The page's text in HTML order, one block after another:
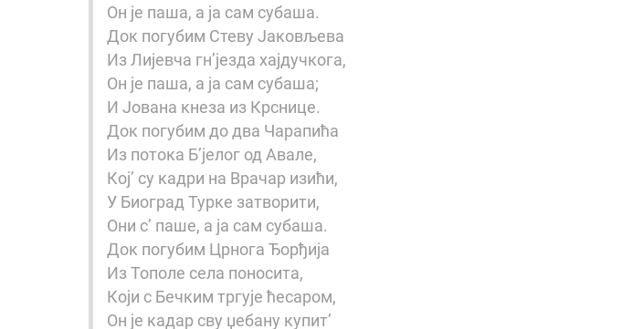
Он је паша, а ја сам субаша.
Док погубим Стеву Јаковљева
Из Лијевча гн’језда хајдучкога,
Он је паша, а ја сам субаша;
И Јована кнеза из Крснице.
Док погубим до два Чарапића
Из потока Б’јелог од Авале,
Кој’ су кадри на Врачар изићи,
У Биоград Турке затворити,
Они с’ паше, а ја сам субаша.
Док погубим Црнога Ђорђија
Из Тополе села поносита,
Који с Бечким тргује ћесаром,
Он је кадар сву џебану купит’